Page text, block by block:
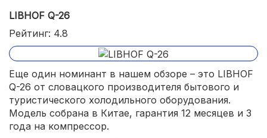
LIBHOF Q-26
Рейтинг: 4.8
Еще один номинант в нашем обзоре – это LIBHOF
Q-26 от словацкого производителя бытового и
туристического холодильного оборудования.
Модель собрана в Китае, гарантия 12 месяцев и 3
года на компрессор.